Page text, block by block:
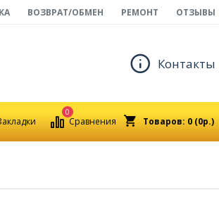
ВОЗВРАТ/ОБМЕН РЕМОНТ ОТЗЫВЫ
Контакты
Сравнения
0
Товаров: 0 (0р.)